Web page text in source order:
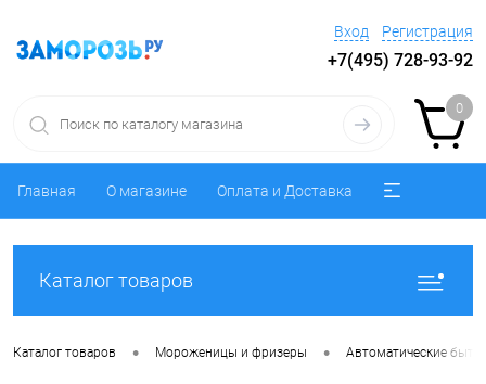
Вход Регистрация
+7(495) 728-93-92
0
Главная О магазине Оплата и Доставка
Каталог товаров
Каталог товаров • Мороженицы и фризеры • Автоматические